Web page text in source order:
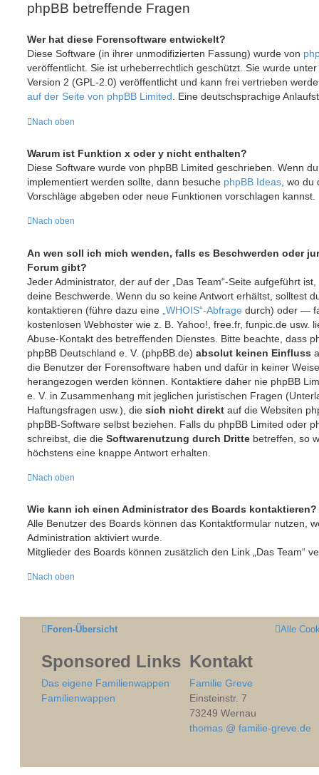
phpBB betreffende Fragen
Wer hat diese Forensoftware entwickelt?
Diese Software (in ihrer unmodifizierten Fassung) wurde von
veröffentlicht. Sie ist urheberrechtlich geschützt. Sie wurde
Version 2 (GPL-2.0) veröffentlicht und kann frei vertrieben
auf der Seite von phpBB Limited. Eine deutschsprachige
Nach oben
Warum ist Funktion x oder y nicht enthalten?
Diese Software wurde von phpBB Limited geschrieben. Wenn
implementiert werden sollte, dann besuche phpBB Ideas , wo
Vorschläge abgeben oder neue Funktionen vorschlagen kannst.
Nach oben
An wen soll ich mich wenden, falls es Beschwerden oder
Forum gibt?
Jeder Administrator, der auf der „Das Team“-Seite aufgeführt
deine Beschwerde. Wenn du so keine Antwort erhältst, solltest
kontaktieren (führe dazu eine „WHOIS“-Abfrage durch) oder —
kostenlosen Webhoster wie z. B. Yahoo!, free.fr, funpic.de
Abuse-Kontakt des betreffenden Dienstes. Bitte beachte, dass
phpBB Deutschland e. V. (phpBB.de) absolut keinen Einfluss
die Benutzer der Forensoftware haben und dafür in keiner
herangezogen werden können. Kontaktiere daher nie phpBB
e. V. in Zusammenhang mit jeglichen juristischen Fragen
Haftungsfragen usw.), die sich nicht direkt auf die Websiten
phpBB-Software selbst beziehen. Falls du phpBB Limited oder
schreibst, die die Softwarenutzung durch Dritte betreffen, so
höchstens eine knappe Antwort erhalten.
Nach oben
Wie kann ich einen Administrator des Boards kontaktieren?
Alle Benutzer des Boards können das Kontaktformular nutzen,
Administration aktiviert wurde.
Mitglieder des Boards können zusätzlich den Link „Das Team“
Nach oben
Foren-Übersicht Alle
Sponsored Links
Das eigene Familienwappen
Familienwappen
Kontakt
Familie Greve
Einsteinstr. 7
73249 Wernau
thomas @ familie-greve.de